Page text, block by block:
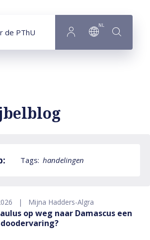
de PThU
NL
Tags: handelingen
Mijna Hadders-Algra
op weg naar Damascus een